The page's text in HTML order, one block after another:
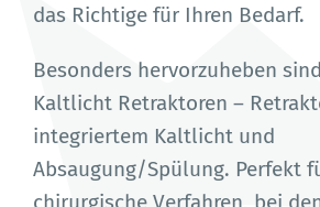
das Richtige für Ihren Bedarf.
Besonders hervorzuheben
Kaltlicht Retraktoren –
integriertem Kaltlicht und
Absaugung/Spülung. Perfekt
chirurgische Verfahren, bei